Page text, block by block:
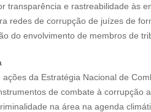
transparência e rastreabilidade às
redes de corrupção de juízes de
do envolvimento de membros de
da Estratégia Nacional de
de combate à corrupção
na área na agenda